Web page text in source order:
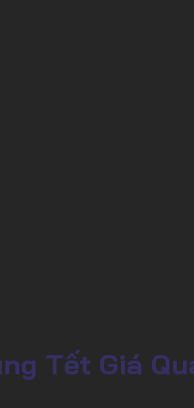
Tết Giá